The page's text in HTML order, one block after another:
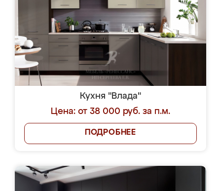
Кухня "Влада"
Цена: от 38 000 руб. за п.м.
ПОДРОБНЕЕ